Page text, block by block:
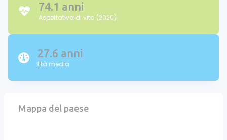
74.1 anni
Aspettativa di vita (2020)
27.6 anni
Età media
Mappa del paese